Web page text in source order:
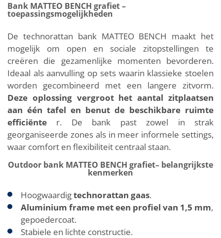
Bank MATTEO BENCH grafiet –
toepassingsmogelijkheden
De technorattan bank MATTEO BENCH maakt het
mogelijk om open en sociale zitopstellingen te
creëren die gezamenlijke momenten bevorderen.
Ideaal als aanvulling op sets waarin klassieke stoelen
worden gecombineerd met een langere zitvorm.
Deze oplossing vergroot het aantal zitplaatsen
aan één tafel en benut de beschikbare ruimte
efficiënte r. De bank past zowel in strak
georganiseerde zones als in meer informele settings,
waar comfort en flexibiliteit centraal staan.
Outdoor bank MATTEO BENCH grafiet– belangrijkste
kenmerken
Hoogwaardigtechnorattan gaas.
Aluminium frame met een profiel van 1,5 mm,
gepoedercoat.
Stabiele en lichte constructie.